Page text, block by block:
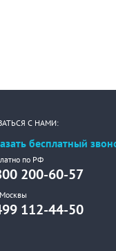
С НАМИ:
бесплатный
по РФ
200-60-57
112-44-50